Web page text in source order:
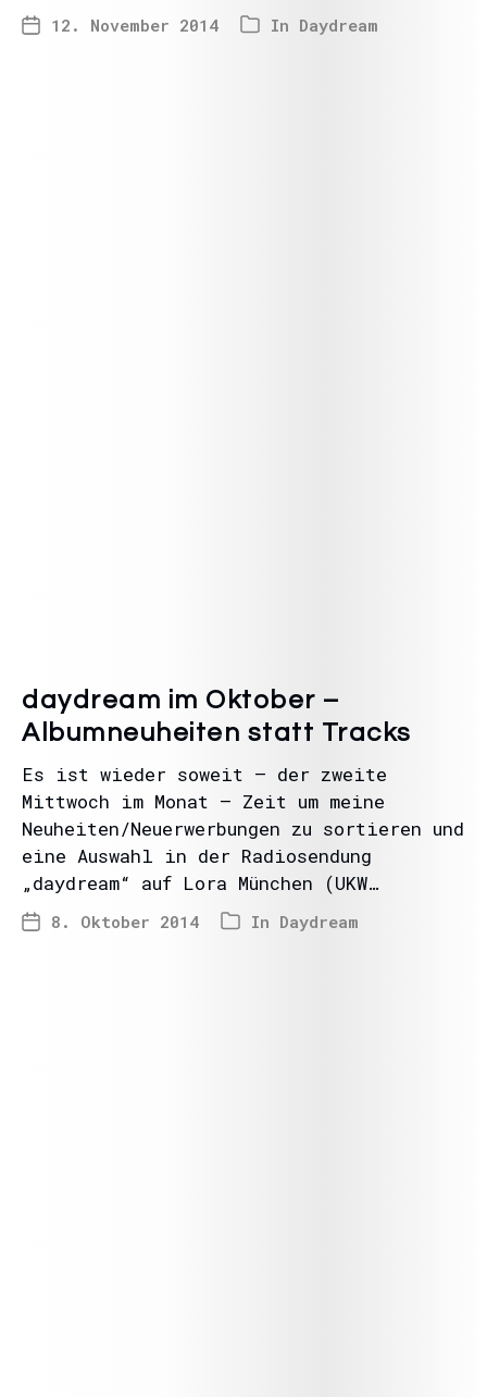
12. November 2014 In Daydream
daydream im Oktober –
Albumneuheiten statt Tracks
Es ist wieder soweit – der zweite
Mittwoch im Monat – Zeit um meine
Neuheiten/Neuerwerbungen zu sortieren und
eine Auswahl in der Radiosendung
„daydream“ auf Lora München (UKW…
8. Oktober 2014 In Daydream